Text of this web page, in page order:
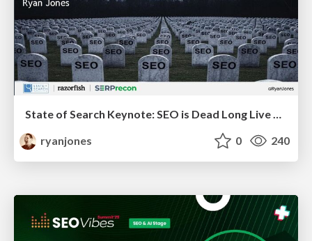
State of Search Keynote: SEO is Dead Long Live SEO
ryanjones
0 240